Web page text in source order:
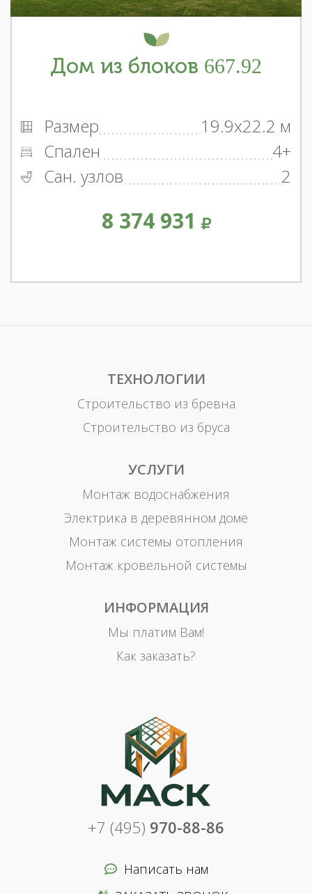
Дом из блоков 667.92
Размер
19.9x22.2 м
Спален
4+
Сан. узлов
2
8 374 931
ТЕХНОЛОГИИ
Строительство из бревна
Строительство из бруса
УСЛУГИ
Монтаж водоснабжения
Электрика в деревянном доме
Монтаж системы отопления
Монтаж кровельной системы
ИНФОРМАЦИЯ
Мы платим Вам!
Как заказать?
+7 (495) 970-88-86
Написать нам